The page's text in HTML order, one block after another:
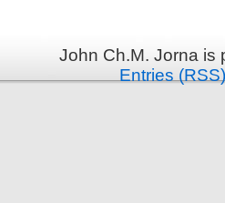
John Ch.M. Jorna
Entries (RSS)